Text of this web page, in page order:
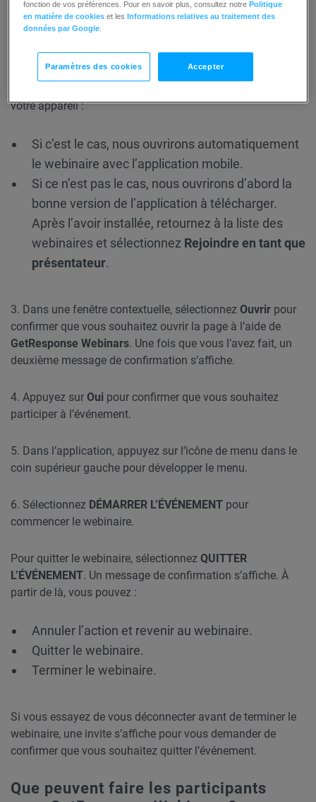
1. Sur votre téléphone ou votre tablette, connectez-vous à
Développez le menu d’actions à côté du nom du webinaire
et sélectionnezRejoindre en tant que présentateur
votre appareil :
Si c’est le cas, nous ouvrirons automatiquement
le webinaire avec l’application mobile.
Si ce n’est pas le cas, nous ouvrirons d’abord la
bonne version de l’application à télécharger.
Après l’avoir installée, retournez à la liste des
webinaires et sélectionnez Rejoindre en tant que
présentateur.
3. Dans une fenêtre contextuelle, sélectionnez Ouvrir pour
confirmer que vous souhaitez ouvrir la page à l’aide de
GetResponse Webinars. Une fois que vous l’avez fait, un
deuxième message de confirmation s’affiche.
4. Appuyez sur Oui pour confirmer que vous souhaitez
participer à l’événement.
5. Dans l’application, appuyez sur l’icône de menu dans le
coin supérieur gauche pour développer le menu.
6. Sélectionnez DÉMARRER L’ÉVÉNEMENT pour
commencer le webinaire.
Pour quitter le webinaire, sélectionnez QUITTER
L’ÉVÉNEMENT. Un message de confirmation s’affiche. À
partir de là, vous pouvez :
Annuler l’action et revenir au webinaire.
Quitter le webinaire.
Terminer le webinaire.
Si vous essayez de vous déconnecter avant de terminer le
webinaire, une invite s’affiche pour vous demander de
confirmer que vous souhaitez quitter l’événement.
Que peuvent faire les participants
fonction de vos préférences. Pour en savoir plus, consultez notrePolitique
en matière de cookies et lesInformations relatives au traitement des
données par Google
Paramètres des cookies Accepter